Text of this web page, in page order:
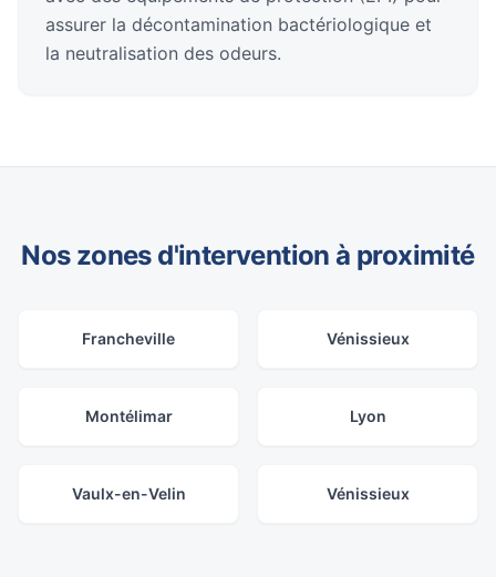
assurer la décontamination bactériologique et
la neutralisation des odeurs.
Nos zones d'intervention à proximité
Francheville Vénissieux
Montélimar Lyon
Vaulx-en-Velin Vénissieux